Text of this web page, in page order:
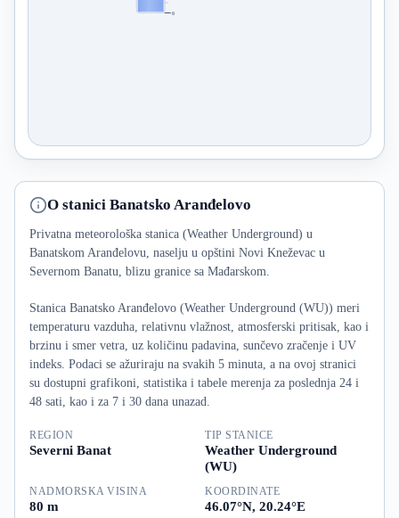
0
O stanici Banatsko Aranđelovo
Privatna meteorološka stanica (Weather Underground) u
Banatskom Aranđelovu, naselju u opštini Novi Kneževac u
Severnom Banatu, blizu granice sa Mađarskom.
Stanica Banatsko Aranđelovo (Weather Underground (WU)) meri
temperaturu vazduha, relativnu vlažnost, atmosferski pritisak, kao i
brzinu i smer vetra, uz količinu padavina, sunčevo zračenje i UV
indeks. Podaci se ažuriraju na svakih 5 minuta, a na ovoj stranici
su dostupni grafikoni, statistika i tabele merenja za poslednja 24 i
48 sati, kao i za 7 i 30 dana unazad.
REGION
Severni Banat
TIP STANICE
Weather Underground
(WU)
NADMORSKA VISINA
80 m
KOORDINATE
46.07°N, 20.24°E